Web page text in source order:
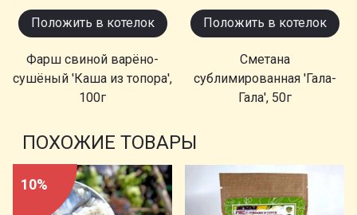
Положить в котелок
Фарш свиной варёно-
сушёный 'Каша из топора',
100г
Положить в котелок
Сметана
сублимированная 'Гала-
Гала', 50г
ПОХОЖИЕ ТОВАРЫ
10%